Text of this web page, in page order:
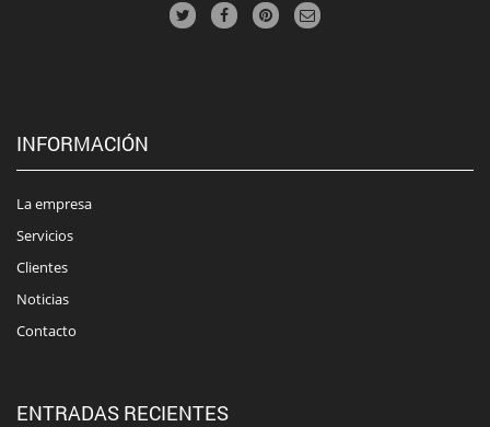
INFORMACIÓN
La empresa
Servicios
Clientes
Noticias
Contacto
ENTRADAS RECIENTES